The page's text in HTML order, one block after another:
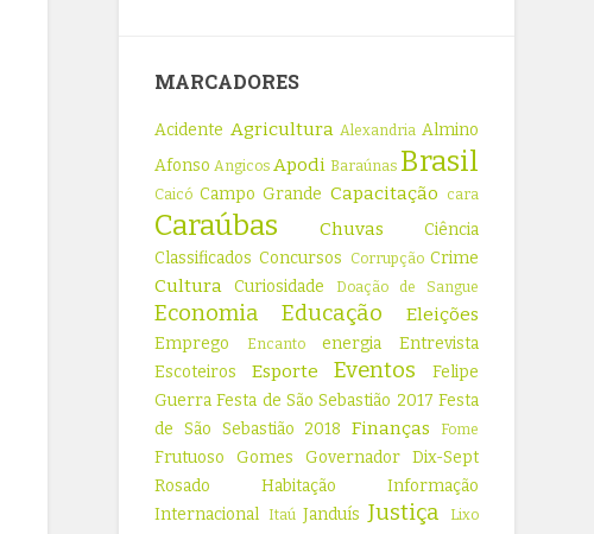
MARCADORES
Acidente Agricultura Alexandria Almino
Afonso Angicos Apodi Baraúnas Brasil
Caicó Campo Grande Capacitação cara
Caraúbas Chuvas
Ciência
Classificados Concursos Corrupção Crime
Cultura Curiosidade Doação de Sangue
Economia Educação Eleições
Emprego Encanto energia
Entrevista
Escoteiros
Esporte Eventos
Felipe
Guerra Festa de São Sebastião 2017 Festa
de São Sebastião 2018 Finanças Fome
Frutuoso Gomes
Governador Dix-Sept
Rosado
Habitação
Informação
Internacional
Itaú Janduís Justiça
Lixo